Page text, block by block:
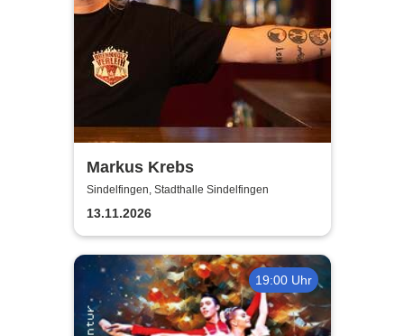
Markus Krebs
Sindelfingen, Stadthalle Sindelfingen
13.11.2026
19:00 Uhr